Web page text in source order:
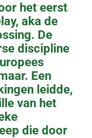
het eerst
aka de
De
discipline
Een
leidde,
van het
die door